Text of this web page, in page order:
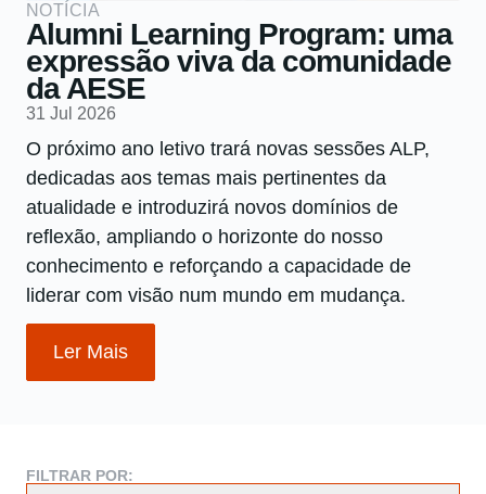
NOTÍCIA
Alumni Learning Program: uma
expressão viva da comunidade
da AESE
31 Jul 2026
O próximo ano letivo trará novas sessões ALP,
dedicadas aos temas mais pertinentes da
atualidade e introduzirá novos domínios de
reflexão, ampliando o horizonte do nosso
conhecimento e reforçando a capacidade de
liderar com visão num mundo em mudança.
Ler Mais
FILTRAR POR: